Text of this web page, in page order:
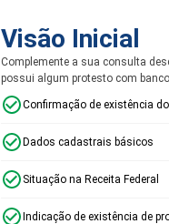
Visão Inicial
Complemente a sua consulta
possui algum protesto com
Confirmação de existência do
Dados cadastrais básicos
Situação na Receita Federal
Indicação de existência de